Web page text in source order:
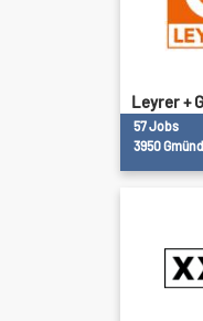
Leyrer +
57 Jobs
3950 Gmünd